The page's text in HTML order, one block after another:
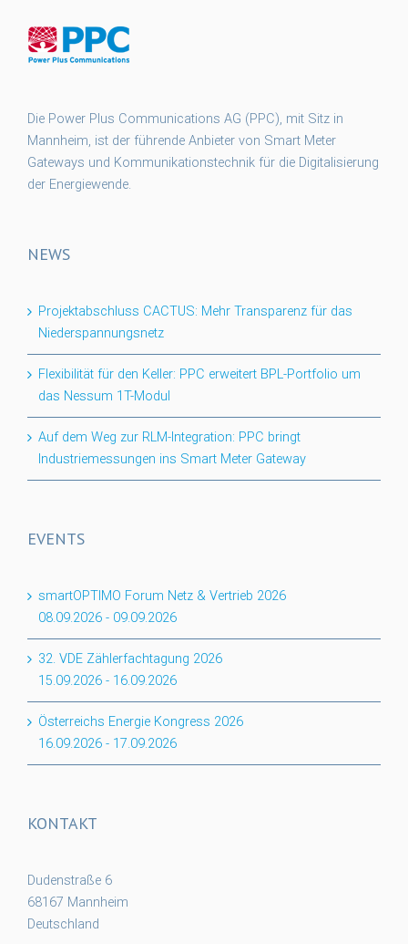
Die Power Plus Communications AG (PPC), mit Sitz in
Mannheim, ist der führende Anbieter von Smart Meter
Gateways und Kommunikationstechnik für die Digitalisierung
der Energiewende.
NEWS
Projektabschluss CACTUS: Mehr Transparenz für das
Niederspannungsnetz
Flexibilität für den Keller: PPC erweitert BPL-Portfolio um
das Nessum 1T-Modul
Auf dem Weg zur RLM-Integration: PPC bringt
Industriemessungen ins Smart Meter Gateway
EVENTS
smartOPTIMO Forum Netz & Vertrieb 2026
08.09.2026 - 09.09.2026
32. VDE Zählerfachtagung 2026
15.09.2026 - 16.09.2026
Österreichs Energie Kongress 2026
16.09.2026 - 17.09.2026
KONTAKT
Dudenstraße 6
68167 Mannheim
Deutschland